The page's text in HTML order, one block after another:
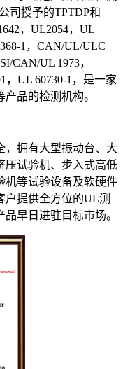
司授予的TPTDP和
，UL2054，UL
1，CAN/UL/ULC
CAN/UL 1973，
，UL 60730-1，是一家
品的检测机构。
，拥有大型振动台、大
压试验机、步入式高低
机等试验设备及软硬件
户提供全方位的UL测
早日进驻目标市场。